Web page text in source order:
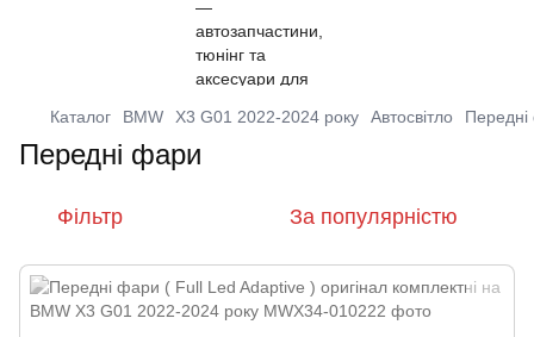
Каталог BMW X3 G01 2022-2024 року Автосвітло
Передні фари
Фільтр За популярністю